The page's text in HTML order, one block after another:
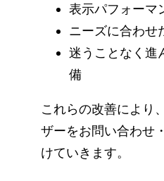
表示パフォーマ
ニーズに合わせ
迷うことなく進
備
これらの改善により
ザーをお問い合わせ
けていきます。